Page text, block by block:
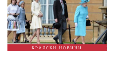
КРАЛСКИ НОВИНИ